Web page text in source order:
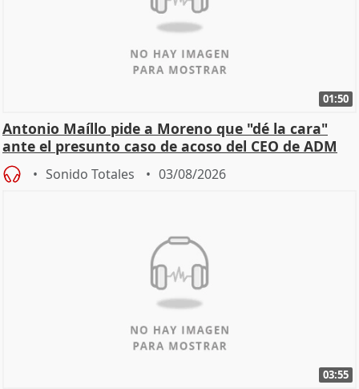
01:50
Antonio Maíllo pide a Moreno que "dé la cara"
ante el presunto caso de acoso del CEO de ADM
Sonido Totales 03/08/2026
03:55